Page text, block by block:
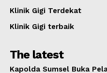
Klinik Gigi Terdekat
Klinik Gigi terbaik
The latest
Kapolda Sumsel Buka